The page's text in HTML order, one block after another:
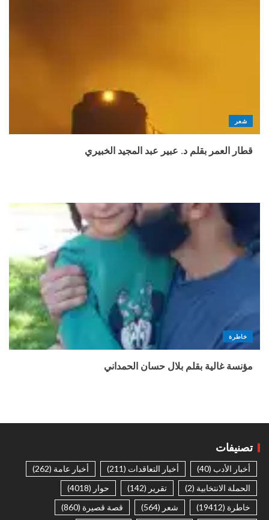
شعر
قطار العمر بقلم د. عبير عبد المجيد الخبيري
خاطرة
مؤنسة غالية بقلم بلال حسان الحمداني
تصنيفات
أخبار الأدب (40) أخبار التعاقدات (211) أخبار عامة (262)
الحملة الانتخابية (2) تقرير (142) حوار (4018)
خاطرة (19412) شعر (564) قصة قصيرة (860)